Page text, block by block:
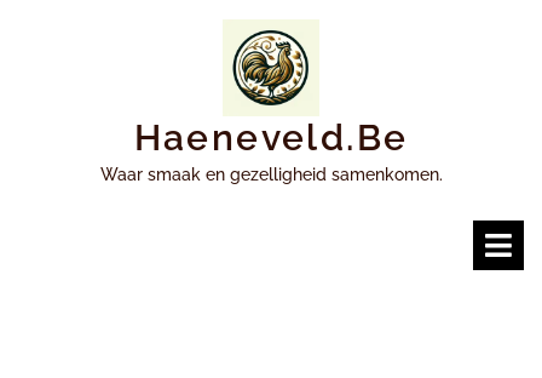
Haeneveld.be
Waar smaak en gezelligheid samenkomen.